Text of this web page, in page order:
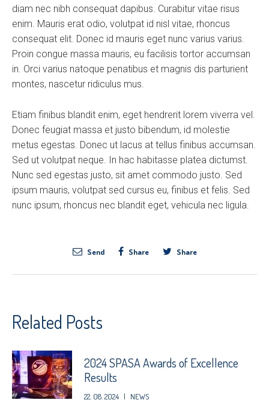
diam nec nibh consequat dapibus. Curabitur vitae risus
enim. Mauris erat odio, volutpat id nisl vitae, rhoncus
consequat elit. Donec id mauris eget nunc varius varius.
Proin congue massa mauris, eu facilisis tortor accumsan
in. Orci varius natoque penatibus et magnis dis parturient
montes, nascetur ridiculus mus.
Etiam finibus blandit enim, eget hendrerit lorem viverra vel.
Donec feugiat massa et justo bibendum, id molestie
metus egestas. Donec ut lacus at tellus finibus accumsan.
Sed ut volutpat neque. In hac habitasse platea dictumst.
Nunc sed egestas justo, sit amet commodo justo. Sed
ipsum mauris, volutpat sed cursus eu, finibus et felis. Sed
nunc ipsum, rhoncus nec blandit eget, vehicula nec ligula.
Send Share Share
Related Posts
2024 SPASA Awards of Excellence
Results
22. 08. 2024 | NEWS